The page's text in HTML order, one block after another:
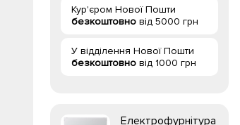
Кур'єром Нової Пошти
безкоштовно від 5000 грн
У відділення Нової Пошти
безкоштовно від 1000 грн
Електрофурнітура